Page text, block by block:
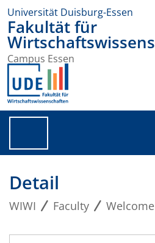
Universität Duisburg-Essen
Fakultät für
Campus Essen
Detail
WIWI Faculty Welcome